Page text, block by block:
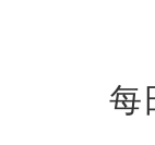
每日